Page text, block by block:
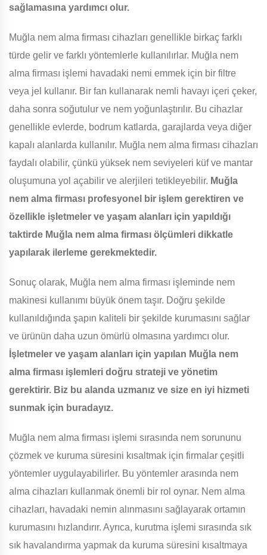
sağlamasına yardımcı olur.
Muğla nem alma firması cihazları genellikle birkaç farklı
türde gelir ve farklı yöntemlerle kullanılırlar. Muğla nem
alma firması işlemi havadaki nemi emmek için bir filtre
veya jel kullanır. Bir fan kullanarak nemli havayı içeri çeker,
daha sonra soğutulur ve nem yoğunlaştırılır. Bu cihazlar
genellikle evlerde, bodrum katlarda, garajlarda veya diğer
kapalı alanlarda kullanılır. Muğla nem alma firması cihazları
faydalı olabilir, çünkü yüksek nem seviyeleri küf ve mantar
oluşumuna yol açabilir ve alerjileri tetikleyebilir. Muğla
nem alma firması profesyonel bir işlem gerektiren ve
özellikle işletmeler ve yaşam alanları için yapıldığı
taktirde Muğla nem alma firması ölçümleri dikkatle
yapılarak ilerleme gerekmektedir.
Sonuç olarak, Muğla nem alma firması işleminde nem
makinesi kullanımı büyük önem taşır. Doğru şekilde
kullanıldığında şapın kaliteli bir şekilde kurumasını sağlar
ve ürünün daha uzun ömürlü olmasına yardımcı olur.
İşletmeler ve yaşam alanları için yapılan Muğla nem
alma firması işlemleri doğru strateji ve yönetim
gerektirir. Biz bu alanda uzmanız ve size en iyi hizmeti
sunmak için buradayız.
Muğla nem alma firması işlemi sırasında nem sorununu
çözmek ve kuruma süresini kısaltmak için firmalar çeşitli
yöntemler uygulayabilirler. Bu yöntemler arasında nem
alma cihazları kullanmak önemli bir rol oynar. Nem alma
cihazları, havadaki nemin alınmasını sağlayarak ortamın
kurumasını hızlandırır. Ayrıca, kurutma işlemi sırasında sık
sık havalandırma yapmak da kuruma süresini kısaltmaya